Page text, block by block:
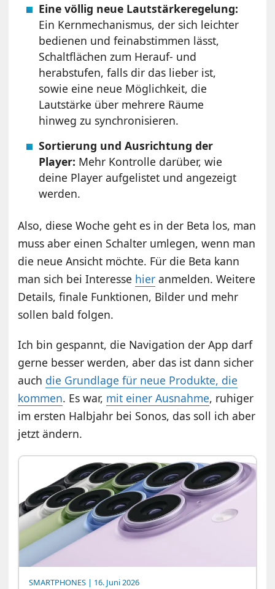
Eine völlig neue Lautstärkeregelung:
Ein Kernmechanismus, der sich leichter
bedienen und feinabstimmen lässt,
Schaltflächen zum Herauf- und
herabstufen, falls dir das lieber ist,
sowie eine neue Möglichkeit, die
Lautstärke über mehrere Räume
hinweg zu synchronisieren.
Sortierung und Ausrichtung der
Player: Mehr Kontrolle darüber, wie
deine Player aufgelistet und angezeigt
werden.
Also, diese Woche geht es in der Beta los, man
muss aber einen Schalter umlegen, wenn man
die neue Ansicht möchte. Für die Beta kann
man sich bei Interesse hier anmelden. Weitere
Details, finale Funktionen, Bilder und mehr
sollen bald folgen.
Ich bin gespannt, die Navigation der App darf
gerne besser werden, aber das ist dann sicher
auch die Grundlage für neue Produkte, die
kommen. Es war, mit einer Ausnahme, ruhiger
im ersten Halbjahr bei Sonos, das soll ich aber
jetzt ändern.
SMARTPHONES | 16. Juni 2026